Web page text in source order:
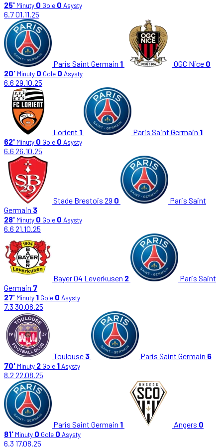
25' Minuty 0 Gole 0 Asysty
6.701.11.25
Paris Saint Germain 1 OGC Nice 0
20' Minuty 0 Gole 0 Asysty
6.6 29.10.25
Lorient 1 Paris Saint Germain 1
62' Minuty 0 Gole 0 Asysty
6.6 26.10.25
Stade Brestois 29 0
Paris Saint
Germain 3
28' Minuty 0 Gole 0 Asysty
6.6 21.10.25
Bayer 04 Leverkusen 2
Paris Saint
Germain 7
27' Minuty 1 Gole 0 Asysty
7.3 30.08.25
Toulouse 3 Paris Saint Germain 6
70' Minuty 2 Gole 1Asysty
8.2 22.08.25
Paris Saint Germain 1 Angers 0
81' Minuty 0 Gole 0 Asysty
6.3 17.08.25